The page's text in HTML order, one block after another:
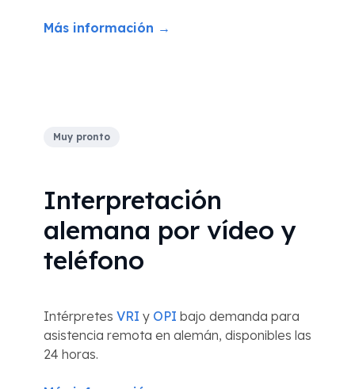
Más información →
Muy pronto
Interpretación
alemana por vídeo y
teléfono
Intérpretes VRI y OPI bajo demanda para
asistencia remota en alemán, disponibles las
24 horas.